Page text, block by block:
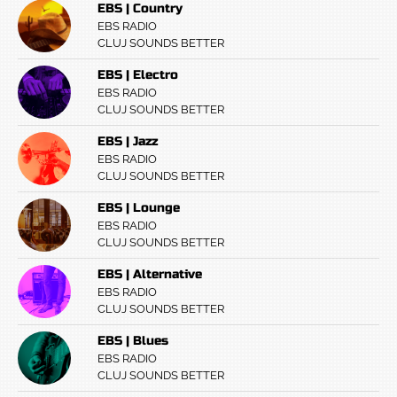
EBS | Country
EBS RADIO
CLUJ SOUNDS BETTER
EBS | Electro
EBS RADIO
CLUJ SOUNDS BETTER
EBS | Jazz
EBS RADIO
CLUJ SOUNDS BETTER
EBS | Lounge
EBS RADIO
CLUJ SOUNDS BETTER
EBS | Alternative
EBS RADIO
CLUJ SOUNDS BETTER
EBS | Blues
EBS RADIO
CLUJ SOUNDS BETTER